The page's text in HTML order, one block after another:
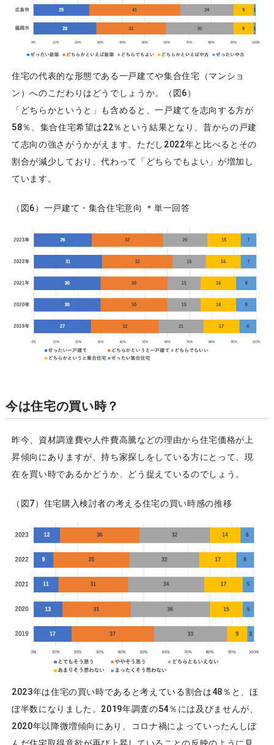
住宅の代表的な形態である一戸建てや集合住宅（マンショ
ン）へのこだわりはどうでしょうか。（図6）
「どちらかというと」も含めると、一戸建てを志向する方が
58％、集合住宅希望は22％という結果となり、昔からの戸建
て志向の強さがうかがえます。ただし2022年と比べるとその
割合が減少しており、代わって「どちらでもよい」が増加し
ています。
（図6）一戸建て・集合住宅意向 ＊単一回答
今は住宅の買い時？
昨今、資材調達費や人件費高騰などの理由から住宅価格が上
昇傾向にありますが、持ち家探しをしている方にとって、現
在を買い時であるかどうか、どう捉えているのでしょう。
（図7）住宅購入検討者の考える住宅の買い時感の推移
2023年は住宅の買い時であると考えている割合は48％と、ほ
ぼ半数になりました。2019年調査の54％には及びませんが、
2020年以降微増傾向にあり、コロナ禍によっていったんしぼ